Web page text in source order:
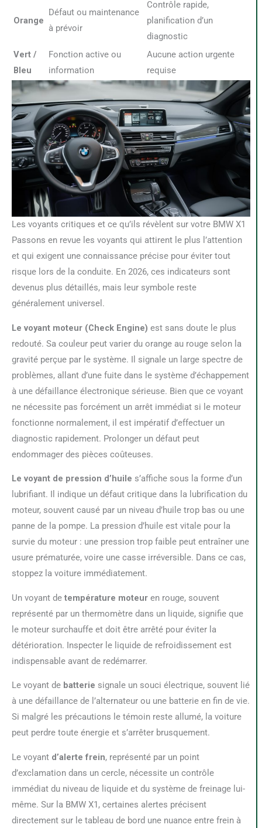
Orange
Défaut ou maintenance
à prévoir
Contrôle rapide,
planification d’un
diagnostic
Vert /
Bleu
Fonction active ou
information
Aucune action urgente
requise
Les voyants critiques et ce qu’ils révèlent sur votre BMW X1
Passons en revue les voyants qui attirent le plus l’attention
et qui exigent une connaissance précise pour éviter tout
risque lors de la conduite. En 2026, ces indicateurs sont
devenus plus détaillés, mais leur symbole reste
généralement universel.
Le voyant moteur (Check Engine) est sans doute le plus
redouté. Sa couleur peut varier du orange au rouge selon la
gravité perçue par le système. Il signale un large spectre de
problèmes, allant d’une fuite dans le système d’échappement
à une défaillance électronique sérieuse. Bien que ce voyant
ne nécessite pas forcément un arrêt immédiat si le moteur
fonctionne normalement, il est impératif d’effectuer un
diagnostic rapidement. Prolonger un défaut peut
endommager des pièces coûteuses.
Le voyant de pression d’huile s’affiche sous la forme d’un
lubrifiant. Il indique un défaut critique dans la lubrification du
moteur, souvent causé par un niveau d’huile trop bas ou une
panne de la pompe. La pression d’huile est vitale pour la
survie du moteur : une pression trop faible peut entraîner une
usure prématurée, voire une casse irréversible. Dans ce cas,
stoppez la voiture immédiatement.
Un voyant de température moteur en rouge, souvent
représenté par un thermomètre dans un liquide, signifie que
le moteur surchauffe et doit être arrêté pour éviter la
détérioration. Inspecter le liquide de refroidissement est
indispensable avant de redémarrer.
Le voyant de batterie signale un souci électrique, souvent lié
à une défaillance de l’alternateur ou une batterie en fin de vie.
Si malgré les précautions le témoin reste allumé, la voiture
peut perdre toute énergie et s’arrêter brusquement.
Le voyant d’alerte frein, représenté par un point
d’exclamation dans un cercle, nécessite un contrôle
immédiat du niveau de liquide et du système de freinage lui-
même. Sur la BMW X1, certaines alertes précisent
directement sur le tableau de bord une nuance entre frein à